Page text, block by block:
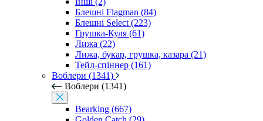
Блешні Flagman (84)
Блешні Select (223)
Грушка-Куля (61)
Лижа (22)
Лижа, букар, грушка, казара (21)
Тейл-спіннер (161)
Воблери (1341)
Воблери (1341)
Bearking (667)